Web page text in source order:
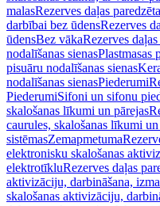
malasRezerves daļas
darbībai bez ūdensRezerves
ūdensBez vākaRezerves
nodalīšanas sienasPlastmasas
pisuāru nodalīšanas sienas
nodalīšanas sienasPiederumi
PiederumiSifoni un sifonu
skalošanas līkumi un pārejas
caurules, skalošanas līkumi un
sistēmasZemapmetuma
elektronisku skalošanas
elektrotīkluRezerves daļas
aktivizāciju, darbināšana,
skalošanas aktivizāciju,